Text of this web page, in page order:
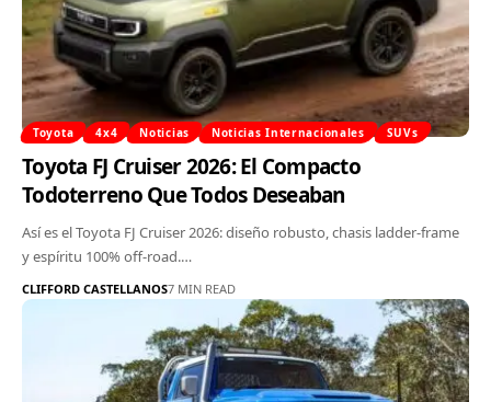
Toyota 4x4 Noticias Noticias Internacionales SUVs
Toyota FJ Cruiser 2026: El Compacto
Todoterreno Que Todos Deseaban
Así es el Toyota FJ Cruiser 2026: diseño robusto, chasis ladder-frame
y espíritu 100% off-road.…
CLIFFORD CASTELLANOS7 MIN READ